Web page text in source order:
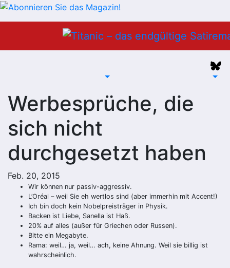
Werbesprüche, die
sich nicht
durchgesetzt haben
Feb. 20, 2015
Wir können nur passiv-aggressiv.
L’Oréal – weil Sie eh wertlos sind (aber immerhin mit Accent!)
Ich bin doch kein Nobelpreisträger in Physik.
Backen ist Liebe, Sanella ist Haß.
20% auf alles (außer für Griechen oder Russen).
Bitte ein Megabyte.
Rama: weil… ja, weil… ach, keine Ahnung. Weil sie billig ist
wahrscheinlich.